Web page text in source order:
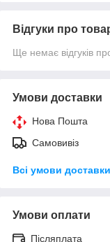
Відгуки про
Ще немає відгуків
Умови доставки
Нова Пошта
Самовивіз
Всі умови доставки
Умови оплати
Післяплата